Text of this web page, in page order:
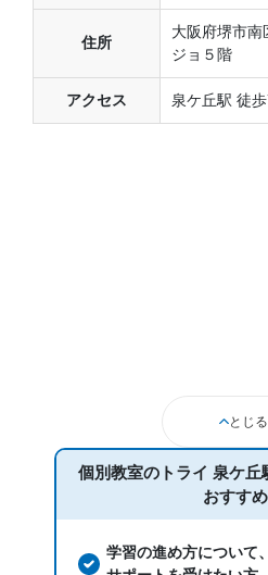
住所
大阪府堺市
ジョ５階
アクセス 泉ケ丘駅 徒
とじる
個別教室のトライ 泉ケ丘
おすすめ
学習の進め方について